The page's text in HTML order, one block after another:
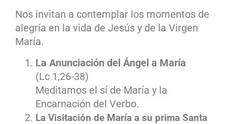
Nos invitan a contemplar los momentos de
alegría en la vida de Jesús y de la Virgen
María.
La Anunciación del Ángel a María
(Lc 1,26-38)
Meditamos el sí de María y la
Encarnación del Verbo.
La Visitación de María a su prima Santa